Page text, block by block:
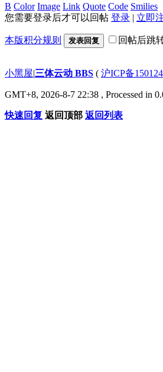
B Color Image Link Quote Code Smilies
您需要登录后才可以回帖 登录 | 立即
本版积分规则 发表回复 回帖后跳
小黑屋|三体云动 BBS ( 沪ICP备
GMT+8, 2026-8-7 22:38 , Processed in
快速回复 返回顶部 返回列表